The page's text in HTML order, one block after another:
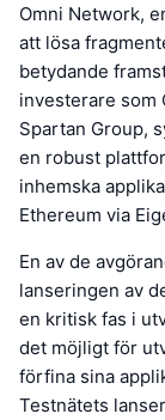
Omni Network,
att lösa
betydande
investerare som
Spartan Group,
en robust
inhemska
Ethereum via
En av de
lanseringen av
en kritisk fas i
det möjligt för
förfina sina
Testnätets